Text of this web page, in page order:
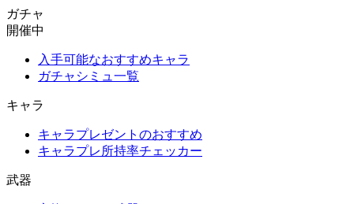
ガチャ
開催中
入手可能なおすすめキャラ
ガチャシミュ一覧
キャラ
キャラプレゼントのおすすめ
キャラプレ所持率チェッカー
武器